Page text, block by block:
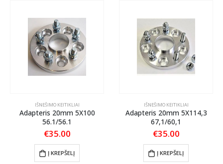
IŠNEŠIMO KEITIKLIAI
Adapteris 20mm 5X100
56.1/56.1
€35.00
Į KREPŠELĮ
IŠNEŠIMO KEITIKLIAI
Adapteris 20mm 5X114,3
67,1/60,1
€35.00
Į KREPŠELĮ